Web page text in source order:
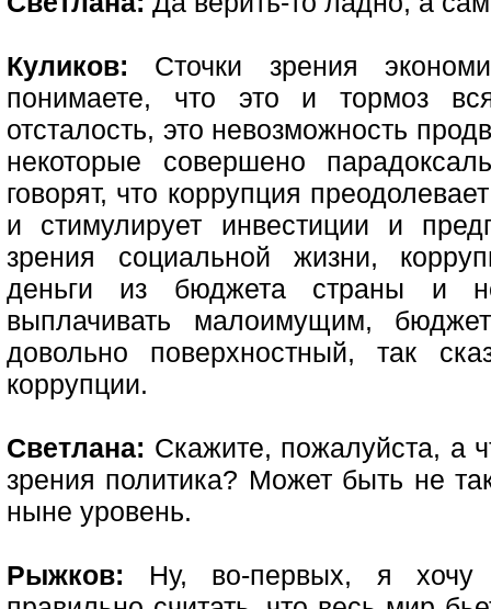
Куликов: Сточки зрения
понимаете, что это и тормоз
отсталость, это невозможность
некоторые совершено
говорят, что коррупция
и стимулирует инвестиции и
зрения социальной жизни,
деньги из бюджета страны и не
выплачивать малоимущим,
довольно поверхностный, так
коррупции.
Светлана: Скажите, пожалуйста, а
зрения политика? Может быть не
ныне уровень.
Рыжков: Ну, во-первых, я хочу